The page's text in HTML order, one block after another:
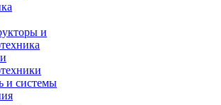
и
и системы